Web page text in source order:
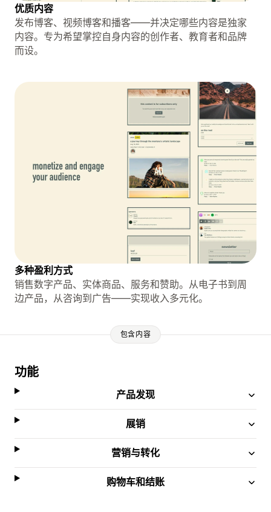
优质内容
发布博客、视频博客和播客——并决定哪些内容是独家
内容。专为希望掌控自身内容的创作者、教育者和品牌
而设。
多种盈利方式
销售数字产品、实体商品、服务和赞助。从电子书到周
边产品，从咨询到广告——实现收入多元化。
包含内容
功能
产品发现
展销
营销与转化
购物车和结账